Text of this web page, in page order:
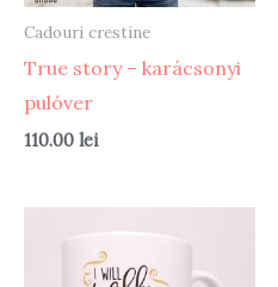
Cadouri crestine
True story – karácsonyi
pulóver
110.00 lei